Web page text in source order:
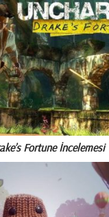
Fortune İncelemesi